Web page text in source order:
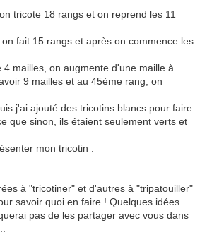
tricote 18 rangs et on reprend les 11
fait 15 rangs et après on commence les
4 mailles, on augmente d'une maille à
9 mailles et au 45ème rang, on
j'ai ajouté des tricotins blancs pour faire
que sinon, ils étaient seulement verts et
mon tricotin :
à "tricotiner" et d'autres à "tripatouiller"
savoir quoi en faire ! Quelques idées
pas de les partager avec vous dans